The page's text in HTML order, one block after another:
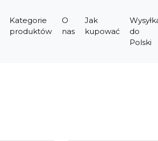
Kategorie
produktów
O
nas
Jak
kupować
do
Polski